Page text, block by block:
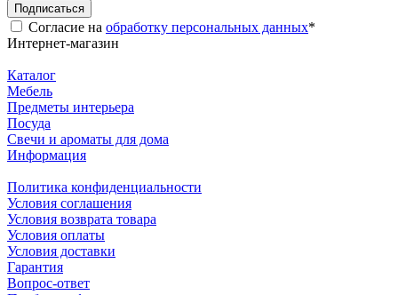
Подписаться
Согласие на обработку персональных данных*
Интернет-магазин
Каталог
Мебель
Предметы интерьера
Посуда
Свечи и ароматы для дома
Информация
Политика конфиденциальности
Условия соглашения
Условия возврата товара
Условия оплаты
Условия доставки
Гарантия
Вопрос-ответ